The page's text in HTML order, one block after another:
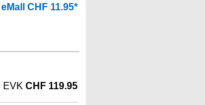
eMall CHF 11.95*
EVK CHF 119.95